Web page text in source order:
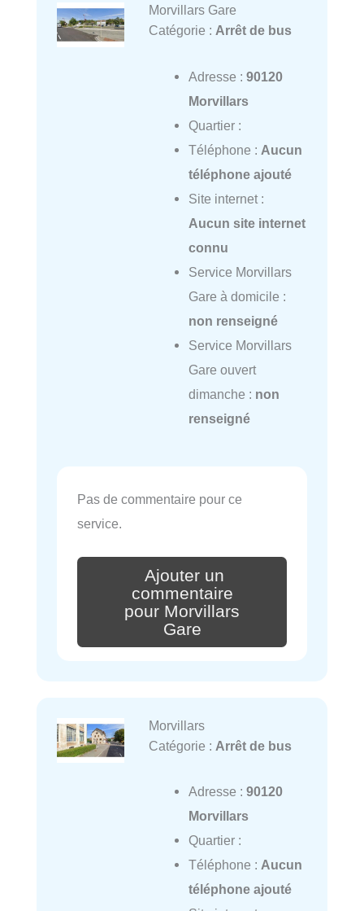
Morvillars Gare
Catégorie : Arrêt de bus
Adresse : 90120
Morvillars
Quartier :
Téléphone : Aucun
téléphone ajouté
Site internet :
Aucun site internet
connu
Service Morvillars
Gare à domicile :
non renseigné
Service Morvillars
Gare ouvert
dimanche : non
renseigné
Pas de commentaire pour ce
service.
Ajouter un
commentaire
pour Morvillars
Gare
Morvillars
Catégorie : Arrêt de bus
Adresse : 90120
Morvillars
Quartier :
Téléphone : Aucun
téléphone ajouté